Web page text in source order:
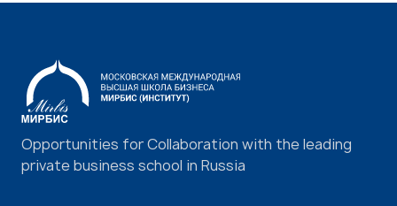
Opportunities for Collaboration with the leading
private business school in Russia